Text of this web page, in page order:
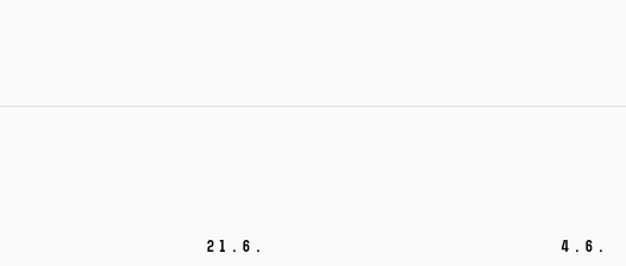
21. 6. 4. 6.